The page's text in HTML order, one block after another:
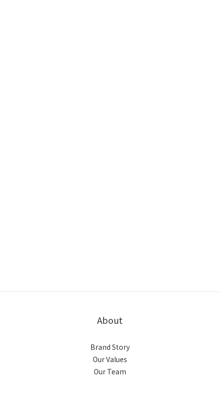
About
Brand Story
Our Values
Our Team